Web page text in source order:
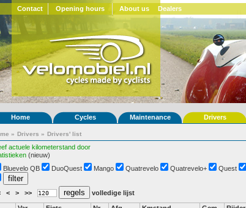
Contact Opening hours About us Dealers
Home Cycles Maintenance Drivers
» Drivers » Drivers' list
actuele kilometerstand door
(nieuw)
Bluevelo QB DuoQuest Mango Quatrevelo Quatrevelo+ Quest
< > >> volledige lijst